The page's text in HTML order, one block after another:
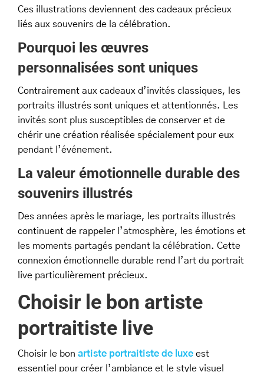
Ces illustrations deviennent des cadeaux précieux
liés aux souvenirs de la célébration.
Pourquoi les œuvres
personnalisées sont uniques
Contrairement aux cadeaux d’invités classiques, les
portraits illustrés sont uniques et attentionnés. Les
invités sont plus susceptibles de conserver et de
chérir une création réalisée spécialement pour eux
pendant l’événement.
La valeur émotionnelle durable des
souvenirs illustrés
Des années après le mariage, les portraits illustrés
continuent de rappeler l’atmosphère, les émotions et
les moments partagés pendant la célébration. Cette
connexion émotionnelle durable rend l’art du portrait
live particulièrement précieux.
Choisir le bon artiste
portraitiste live
Choisir le bon artiste portraitiste de luxe est
essentiel pour créer l’ambiance et le style visuel